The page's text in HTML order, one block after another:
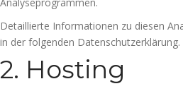
Detaillierte Informationen zu diesen
in der folgenden Datenschutzerklärung.
2. Hosting